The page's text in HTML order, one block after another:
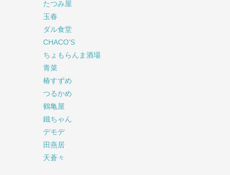
たつみ屋
玉春
ダル食堂
CHACO'S
ちょもらんま酒場
青菜
椿すずめ
つるかめ
鶴亀屋
鐵ちゃん
デモデ
田燕居
天蒼々